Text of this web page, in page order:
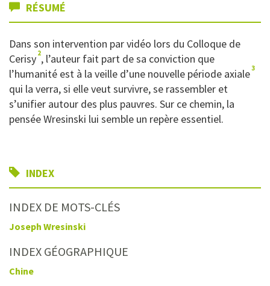
RÉSUMÉ
Dans son intervention par vidéo lors du Colloque de
Cerisy 2, l’auteur fait part de sa conviction que
l’humanité est à la veille d’une nouvelle période axiale3
qui la verra, si elle veut survivre, se rassembler et
s’unifier autour des plus pauvres. Sur ce chemin, la
pensée Wresinski lui semble un repère essentiel.
INDEX
INDEX DE MOTS-CLÉS
Joseph Wresinski
INDEX GÉOGRAPHIQUE
Chine